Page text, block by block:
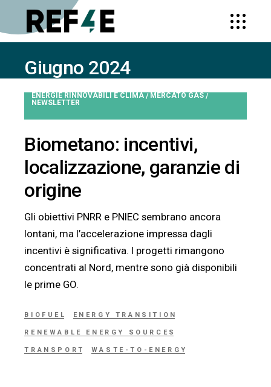
Giugno 2024
HOME 2024 GIUGNO
ENERGIE RINNOVABILI E CLIMA / MERCATO GAS /
NEWSLETTER
Biometano: incentivi,
localizzazione, garanzie di
origine
Gli obiettivi PNRR e PNIEC sembrano ancora
lontani, ma l’accelerazione impressa dagli
incentivi è significativa. I progetti rimangono
concentrati al Nord, mentre sono già disponibili
le prime GO.
BIOFUEL ENERGY TRANSITION
RENEWABLE ENERGY SOURCES
TRANSPORT WASTE-TO-ENERGY